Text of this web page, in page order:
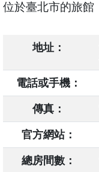
位於臺北市的旅館
地址：
電話或手機：
傳真：
官方網站：
總房間數：